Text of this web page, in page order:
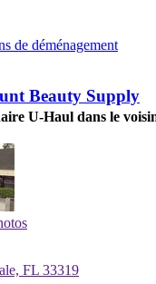
de déménagement
Beauty Supply
U-Haul dans le
FL 33319